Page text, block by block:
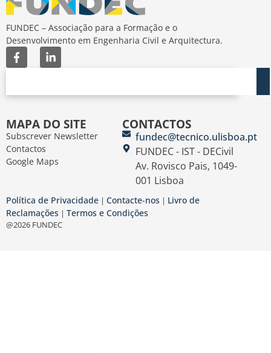
FUNDEC – Associação para a Formação e o
Desenvolvimento em Engenharia Civil e Arquitectura.
MAPA DO SITE
Subscrever Newsletter
Contactos
Google Maps
CONTACTOS
fundec@tecnico.ulisboa.pt
FUNDEC - IST - DECivil
Av. Rovisco Pais, 1049-
001 Lisboa
Política de Privacidade | Contacte-nos | Livro de
Reclamações | Termos e Condições
@2026 FUNDEC